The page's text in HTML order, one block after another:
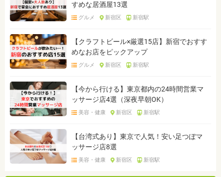
すめな居酒屋13選
グルメ 新宿区 新宿駅
【クラフトビール×厳選15店】新宿でおすす
めなお店をピックアップ
グルメ 新宿区 新宿駅
【今から行ける】東京都内の24時間営業マ
ッサージ店4選（深夜早朝OK）
美容・健康 新宿区 新宿駅
【台湾式あり】東京で人気！安い足つぼマ
ッサージ店8選
美容・健康 新宿区 新宿駅